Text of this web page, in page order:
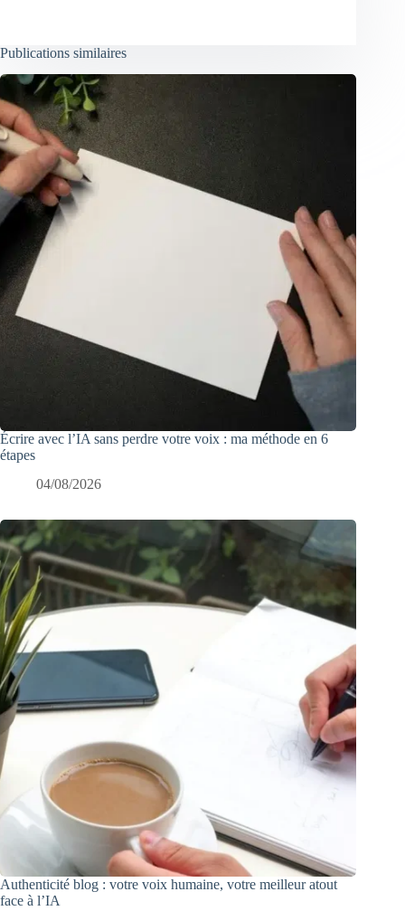
Publications similaires
Écrire avec l’IA sans perdre votre voix : ma méthode en 6
étapes
04/08/2026
Authenticité blog : votre voix humaine, votre meilleur atout
face à l’IA